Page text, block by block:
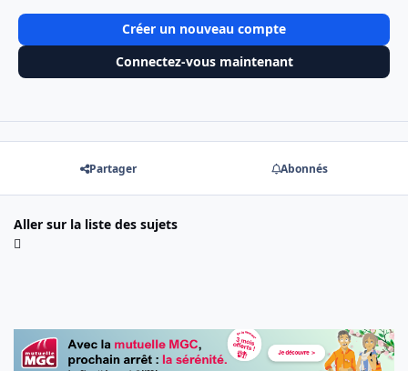
Créer un nouveau compte
Connectez-vous maintenant
Partager Abonnés
Aller sur la liste des sujets